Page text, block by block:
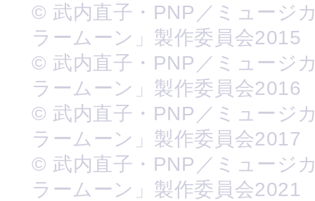
© 武内直子・PNP／ミュージ
ラームーン」製作委員会2015
© 武内直子・PNP／ミュージ
ラームーン」製作委員会2016
© 武内直子・PNP／ミュージ
ラームーン」製作委員会2017
© 武内直子・PNP／ミュージ
ラームーン」製作委員会2021